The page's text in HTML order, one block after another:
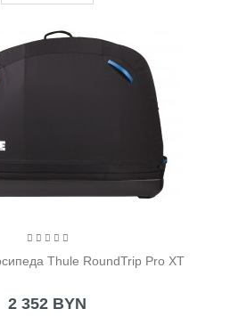
Thule RoundTrip Pro XT
2 352 BYN